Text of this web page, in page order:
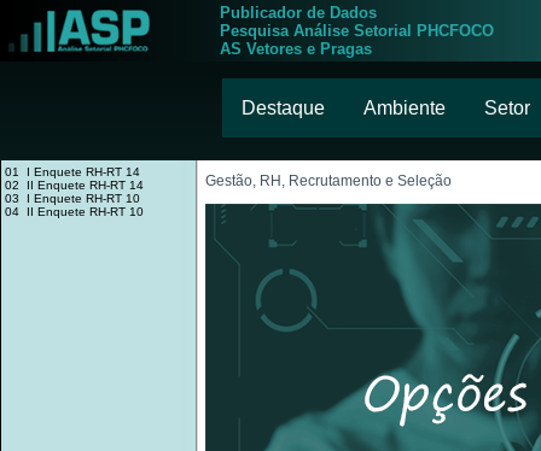
Publicador de Dados
Pesquisa Análise Setorial PHCFOCO
AS Vetores e Pragas
Destaque Ambiente Setor
01 I Enquete RH-RT 14
02 II Enquete RH-RT 14
03 I Enquete RH-RT 10
04 II Enquete RH-RT 10
Gestão, RH, Recrutamento e Seleção